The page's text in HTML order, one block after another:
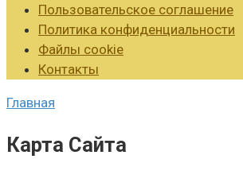
Пользовательское соглашение
Политика конфиденциальности
Файлы cookie
Контакты
Главная
Карта Сайта